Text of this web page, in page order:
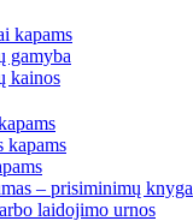
kapams
gamyba
kainos
kapams
– prisiminimų knyga
laidojimo urnos